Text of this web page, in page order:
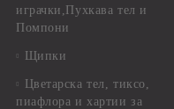
играчки,Пухкава тел и
Помпони
Щипки
Цветарска тел, тиксо,
пиафлора и хартии за